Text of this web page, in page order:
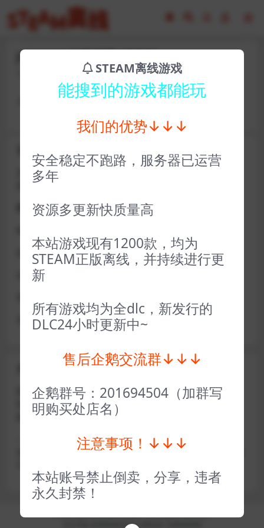
jhf30982-神界原罪1经典版
12
卡号： youxic03288 密码：judian0477
关于D加密类游戏通知
近期发现同行倒卖严重，大量会员D加密游戏无法激活问
题，现开通令牌
获取方式找企鹅群里的技术客服获取即可
如激活上限需等到隔天早上在线进一次游戏
或者使用网盘版也可解决D加密激活的问题，一样玩
请各位亲们理解
关于密码错误问题
账号密码复制粘贴，注意不要复制到空格了，CTRL+C复
制，或者鼠标右键先复制然后键盘 CTRL+V粘贴，steam改
版了必须键盘粘贴（CTRL+V粘贴）鼠标不能粘贴了
————————————————————–离线模式玩
游戏，在线没存档被顶号，不然没有存档，D加密游戏尽量
京ICP备18888888号京公网安备 188888888
STEAM离线游戏
能搜到的游戏都能玩
我们的优势↓↓↓
安全稳定不跑路，服务器已运营
多年
资源多更新快质量高
本站游戏现有1200款，均为
STEAM正版离线，并持续进行更
新
所有游戏均为全dlc，新发行的
DLC24小时更新中~
售后企鹅交流群↓↓↓
企鹅群号：201694504（加群写
明购买处店名）
注意事项！↓↓↓
本站账号禁止倒卖，分享，违者
永久封禁！